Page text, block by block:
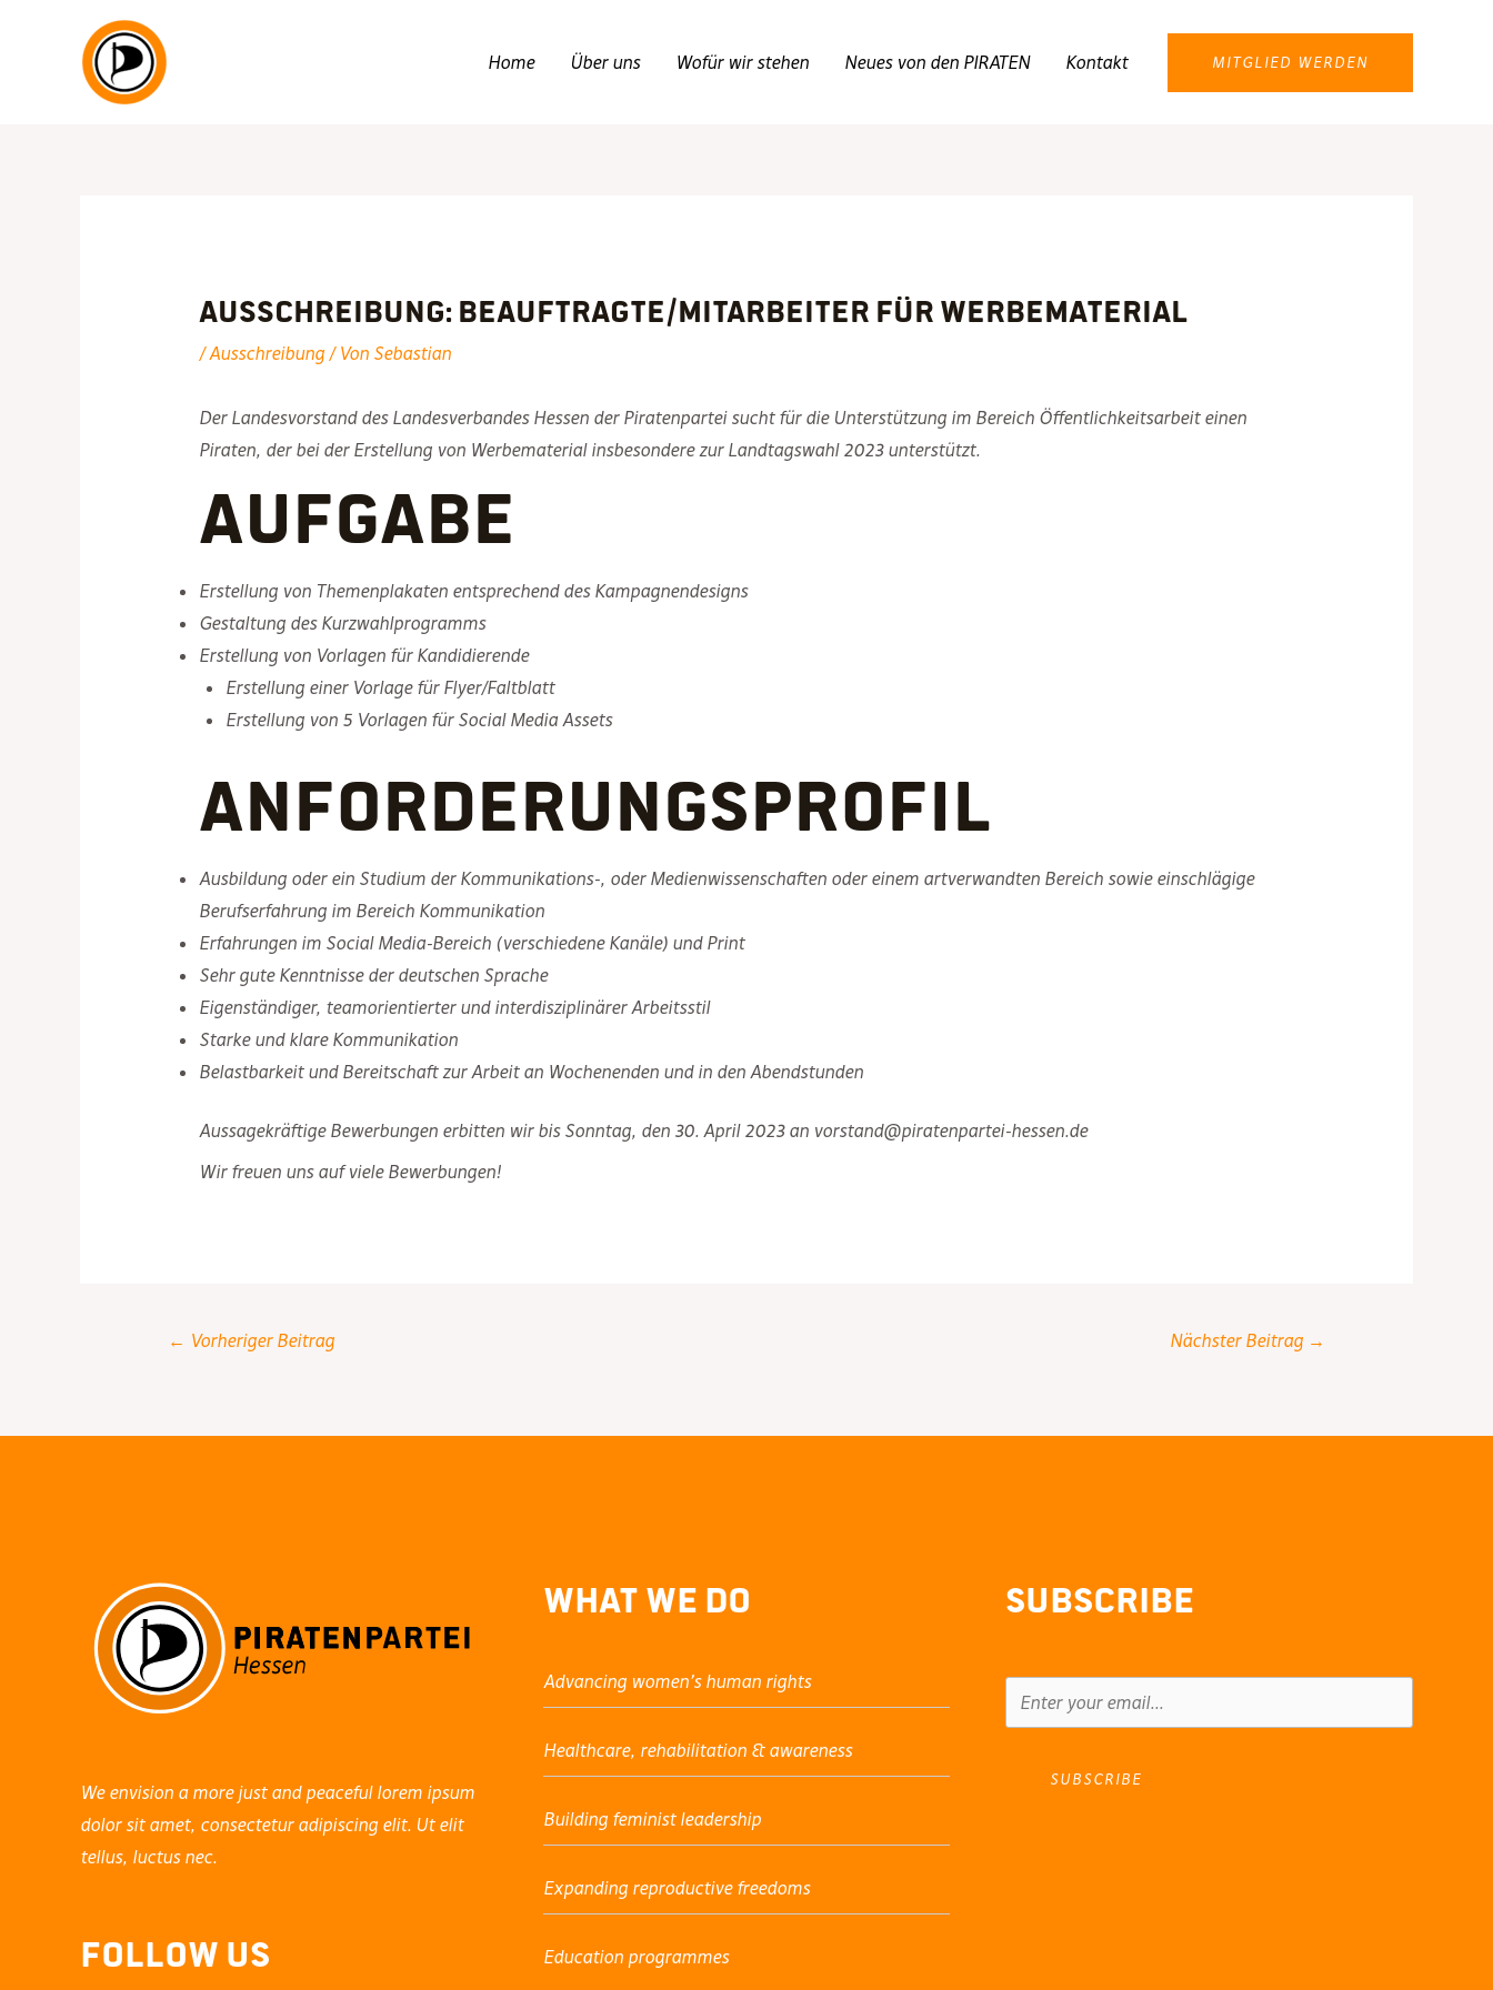
Home Über uns Wofür wir stehen Neues von den PIRATEN Kontakt MITGLIED WERDEN
Ausschreibung: Beauftragte/Mitarbeiter für Werbematerial
/Ausschreibung/ Von Sebastian
Der Landesvorstand des Landesverbandes Hessen der Piratenpartei sucht für die Unterstützung im Bereich Öffentlichkeitsarbeit einen
Piraten, der bei der Erstellung von Werbematerial insbesondere zur Landtagswahl 2023 unterstützt.
Aufgabe
Erstellung von Themenplakaten entsprechend des Kampagnendesigns
Gestaltung des Kurzwahlprogramms
Erstellung von Vorlagen für Kandidierende
Erstellung einer Vorlage für Flyer/Faltblatt
Erstellung von 5 Vorlagen für Social Media Assets
Anforderungsprofil
Ausbildung oder ein Studium der Kommunikations-, oder Medienwissenschaften oder einem artverwandten Bereich sowie einschlägige
Berufserfahrung im Bereich Kommunikation
Erfahrungen im Social Media-Bereich (verschiedene Kanäle) und Print
Sehr gute Kenntnisse der deutschen Sprache
Eigenständiger, teamorientierter und interdisziplinärer Arbeitsstil
Starke und klare Kommunikation
Belastbarkeit und Bereitschaft zur Arbeit an Wochenenden und in den Abendstunden
Aussagekräftige Bewerbungen erbitten wir bis Sonntag, den 30. April 2023 an vorstand@piratenpartei-hessen.de
Wir freuen uns auf viele Bewerbungen!
← Vorheriger Beitrag Nächster Beitrag →
We envision a more just and peaceful lorem ipsum
dolor sit amet, consectetur adipiscing elit. Ut elit
tellus, luctus nec.
Follow Us
What We Do
Advancing women’s human rights
Healthcare, rehabilitation & awareness
Building feminist leadership
Expanding reproductive freedoms
Education programmes
Subscribe
SUBSCRIBE